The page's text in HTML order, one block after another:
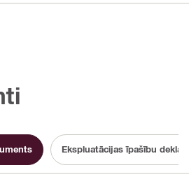
Ekspluatācijas īpašību